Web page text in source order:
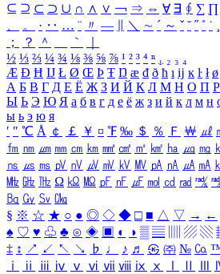
⊆ ⊇ ⊂ ⊃ ∪ ∩ ∧ ∨ ￢ ⇒ ⇔ ∀ ∃ ∮ ∑ ∏
、
。 · ‥ … ¨ 〃 ― ＼ ∼ ´ ～ ˇ ˘ ˝ ˚ ˙ ¸
；
？ ＾ ｀
½ ⅓ ⅔ ¼ ¾ ⅛ ⅜ ⅝ ⅞ ¹ ² ³ ⁴ ⁿ ₁ ₂ ₃ ₄
Æ Ð Ħ Ĳ Ł Ø Œ Þ Ŧ Ŋ æ đ ð ħ ı ĳ ĸ ŀ ł ø
А Б В Г Д Е Ё Ж З И Й К Л М Н О П Р
Ы Ь Э Ю Я а б в г д е ё ж з и й к л м н
ы ь э ю я
′ ″ ℃ Å ￠ ￡ ￥ ¤ ℉ ‰ ＄ ％ Ｆ ￦ ㎕
㎙ ㎚ ㎛ ㎜ ㎝ ㎞ ㎟ ㎠ ㎡ ㎢ ㏊ ㎍ ㎎
㎱ ㎲ ㎳ ㎴ ㎵ ㎶ ㎷ ㎸ ㎹ ㎀ ㎁ ㎂ ㎃
㎒ ㎓ ㎔ Ω ㏀ ㏁ ㎊ ㎋ ㎌ ㏖ ㏅ ㎭ ㎮
㏃ ㏉ ㏜ ㏆
§ ※ ☆ ★ ○ ● ◎ ◇ ◆ □ ■ △ ▽ → ←
♠ ♡ ♥ ♧ ♣ ⊙ ◈ ▣ ◐ ◑ ▒ ▤ ▨ ▧
‡ ↕ ↗ ↙ ↖ ↘ ♭ ♩ ♪ ♬ ㉿ ㈜ № ㏇
ⅰ
ⅱ ⅲ ⅳ ⅴ ⅵ ⅶ ⅷ ⅸ ⅹ